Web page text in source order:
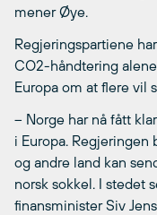
mener Øye.
Regjeringspartiene
CO2-håndtering
Europa om at flere vil
– Norge har nå fått
i Europa. Regjeringen
og andre land kan
norsk sokkel. I stedet
finansminister Siv